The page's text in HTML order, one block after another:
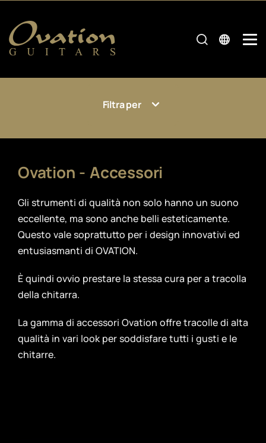
Filtra per
Ovation - Accessori
Gli strumenti di qualità non solo hanno un suono
eccellente, ma sono anche belli esteticamente.
Questo vale soprattutto per i design innovativi ed
entusiasmanti di OVATION.
È quindi ovvio prestare la stessa cura per a tracolla
della chitarra.
La gamma di accessori Ovation offre tracolle di alta
qualità in vari look per soddisfare tutti i gusti e le
chitarre.